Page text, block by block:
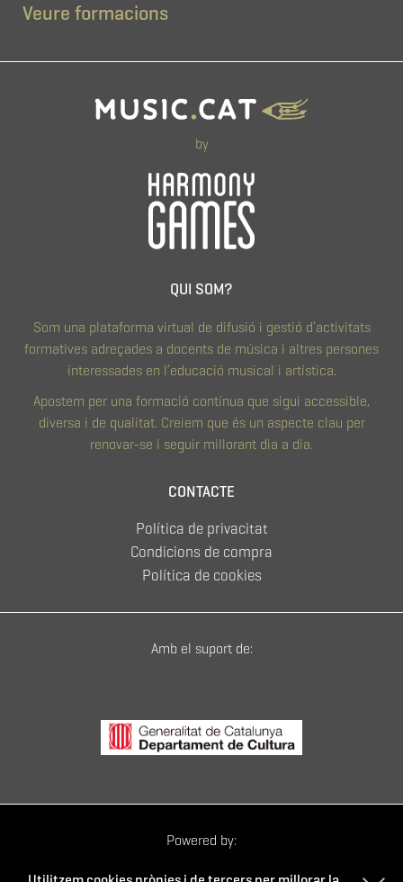
Veure formacions
by
QUI SOM?
Som una plataforma virtual de difusió i gestió d’activitats
formatives adreçades a docents de música i altres persones
interessades en l’educació musical i artística.
Apostem per una formació contínua que sigui accessible,
diversa i de qualitat. Creiem que és un aspecte clau per
renovar-se i seguir millorant dia a dia.
CONTACTE
Política de privacitat
Condicions de compra
Política de cookies
Amb el suport de:
Powered by: